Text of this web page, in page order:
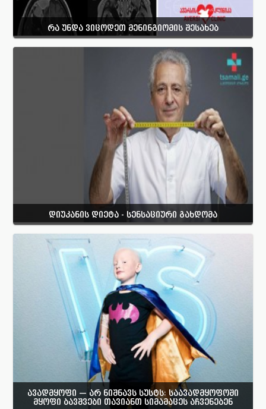
რა უნდა ვიცოდეთ მენინგიომის შესახებ
დიუკანის დიეტა - სენსაციური გახდომა
ავადმყოფი — არ ნიშნავს სუსტს: საავადმყოფოში
მყოფი ბავშვები თავიანთ სიმამაცეს აჩვენებენ